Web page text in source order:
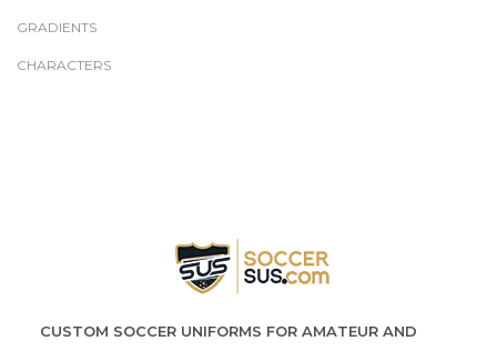
GRADIENTS
CHARACTERS
CUSTOM SOCCER UNIFORMS FOR AMATEUR AND